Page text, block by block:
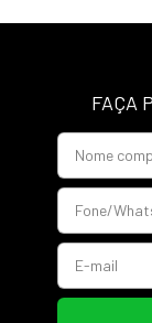
FAÇA